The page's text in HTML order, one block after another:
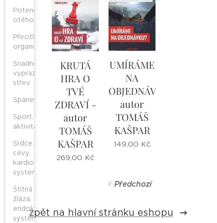
Potence,
otěhotnění
Přecitlivělost
organismu
Snadné
vyprazdňování
střev
Spánek
Sport,
aktivita
Srdce,
cévy,
kardiovaskulární
systém
Štítná
žláza,
endokrinní
systém,
KRUTÁ
HRA O
TVÉ
ZDRAVÍ -
autor
TOMÁŠ
KAŠPAR
269,00 Kč
UMÍRÁME
NA
OBJEDNÁVKU,
autor
TOMÁŠ
KAŠPAR
149,00 Kč
Předchozí
zpět na hlavní stránku eshopu